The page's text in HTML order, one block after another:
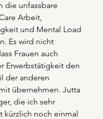
die unfassbare
Arbeit,
und Mental Load
Es wird nicht
Frauen auch
Erwerbstätigkeit den
der anderen
übernehmen. Jutta
die ich sehr
kürzlich noch einmal